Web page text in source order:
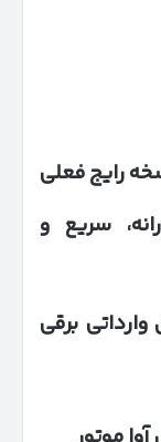
رایج فعلی
سریع و
برقی